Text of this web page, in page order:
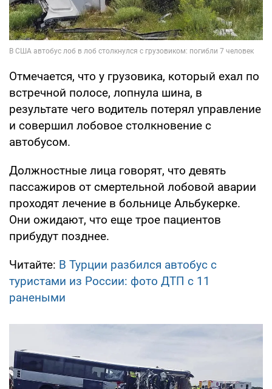
Отмечается, что у грузовика, который ехал по
встречной полосе, лопнула шина, в
результате чего водитель потерял управление
и совершил лобовое столкновение с
автобусом.
Должностные лица говорят, что девять
пассажиров от смертельной лобовой аварии
проходят лечение в больнице Альбукерке.
Они ожидают, что еще трое пациентов
прибудут позднее.
Читайте: В Турции разбился автобус с
туристами из России: фото ДТП с 11
ранеными